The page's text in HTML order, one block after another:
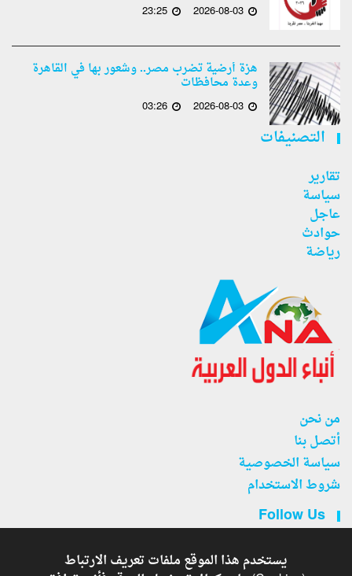
2026-08-03
23:25
هزة أرضية تضرب مصر.. وشعور بها في القاهرة
وعدة محافظات
2026-08-03
03:26
التصنيفات
تقارير
سياسة
عاجل
حوادث
رياضة
من نحن
أتصل بنا
سياسة الخصوصية
شروط الاستخدام
Follow Us
يستخدم هذا الموقع ملفات تعريف الارتباط